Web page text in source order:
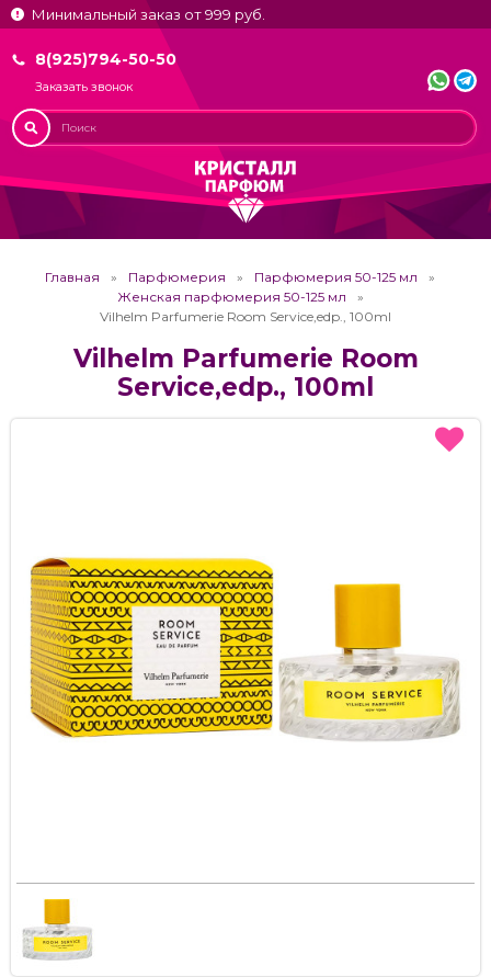
Минимальный заказ от 999 руб.
8(925)794-50-50
Заказать звонок
Главная Парфюмерия
Парфюмерия 50-125 мл
Женская парфюмерия 50-125 мл
Vilhelm Parfumerie Room Service,edp., 100ml
Vilhelm Parfumerie Room
Service,edp., 100ml